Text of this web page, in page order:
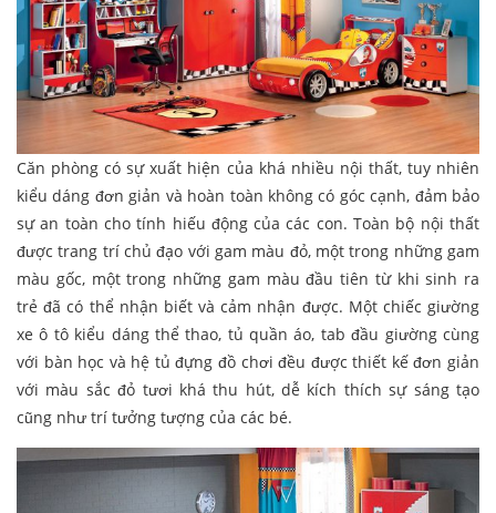
Căn phòng có sự xuất hiện của khá nhiều nội thất, tuy nhiên
kiểu dáng đơn giản và hoàn toàn không có góc cạnh, đảm bảo
sự an toàn cho tính hiếu động của các con. Toàn bộ nội thất
được trang trí chủ đạo với gam màu đỏ, một trong những gam
màu gốc, một trong những gam màu đầu tiên từ khi sinh ra
trẻ đã có thể nhận biết và cảm nhận được. Một chiếc giường
xe ô tô kiểu dáng thể thao, tủ quần áo, tab đầu giường cùng
với bàn học và hệ tủ đựng đồ chơi đều được thiết kế đơn giản
với màu sắc đỏ tươi khá thu hút, dễ kích thích sự sáng tạo
cũng như trí tưởng tượng của các bé.